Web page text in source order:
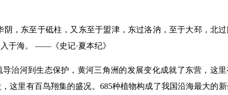
，东至于砥柱，又东至于盟津，东过洛汭，至于大邳，北过
于海。 ——《史记·夏本纪》
河到生态保护，黄河三角洲的发展变化成就了东营，这里
这里有百鸟翔集的盛况。685种植物构成了我国沿海最大的